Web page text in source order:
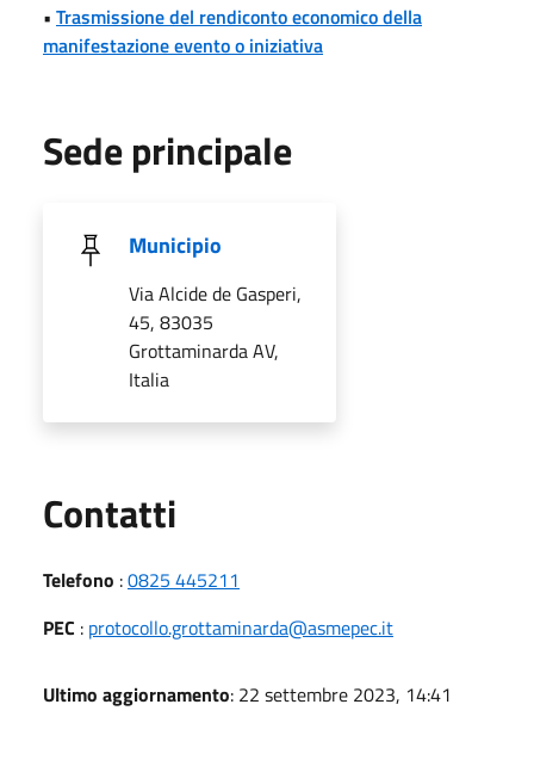
• Trasmissione del rendiconto economico della
manifestazione evento o iniziativa
Sede principale
Municipio
Via Alcide de Gasperi,
45, 83035
Grottaminarda AV,
Italia
Contatti
Telefono :0825 445211
PEC : protocollo.grottaminarda@asmepec.it
Ultimo aggiornamento: 22 settembre 2023, 14:41